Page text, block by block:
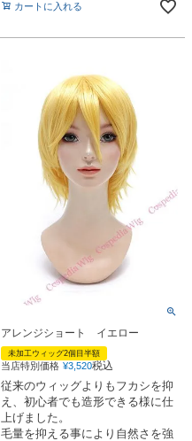
カートに入れる
アレンジショート イエロー
未加工ウィッグ2個目半額
当店特別価格 ¥3,520税込
従来のウィッグよりもフカシを抑
え、初心者でも造形できる様に仕
上げました。
毛量を抑える事により自然さを強